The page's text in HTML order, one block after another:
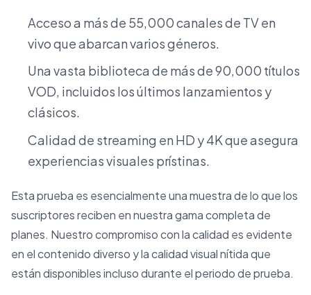
Acceso a más de 55,000 canales de TV en
vivo que abarcan varios géneros.
Una vasta biblioteca de más de 90,000 títulos
VOD, incluidos los últimos lanzamientos y
clásicos.
Calidad de streaming en HD y 4K que asegura
experiencias visuales prístinas.
Esta prueba es esencialmente una muestra de lo que los
suscriptores reciben en nuestra gama completa de
planes. Nuestro compromiso con la calidad es evidente
en el contenido diverso y la calidad visual nítida que
están disponibles incluso durante el periodo de prueba.